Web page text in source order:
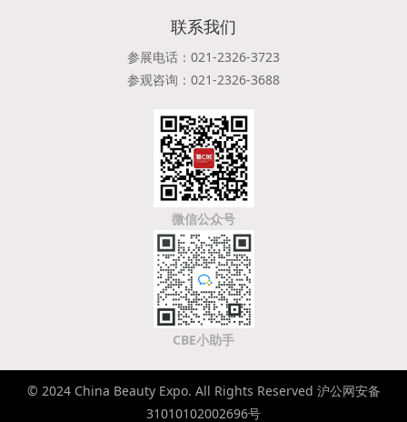
联系我们
参展电话：021-2326-3723
参观咨询：021-2326-3688
微信公众号
CBE小助手
© 2024 China Beauty Expo. All Rights Reserved 沪公网安备
31010102002696号